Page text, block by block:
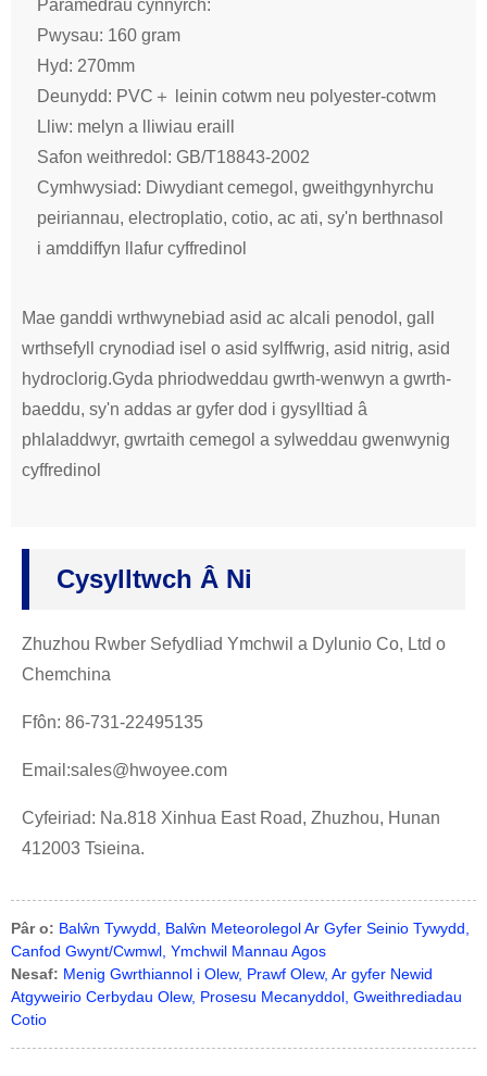
Paramedrau cynnyrch:
Pwysau: 160 gram
Hyd: 270mm
Deunydd: PVC＋ leinin cotwm neu polyester-cotwm
Lliw: melyn a lliwiau eraill
Safon weithredol: GB/T18843-2002
Cymhwysiad: Diwydiant cemegol, gweithgynhyrchu
peiriannau, electroplatio, cotio, ac ati, sy'n berthnasol
i amddiffyn llafur cyffredinol
Mae ganddi wrthwynebiad asid ac alcali penodol, gall
wrthsefyll crynodiad isel o asid sylffwrig, asid nitrig, asid
hydroclorig.Gyda phriodweddau gwrth-wenwyn a gwrth-
baeddu, sy'n addas ar gyfer dod i gysylltiad â
phlaladdwyr, gwrtaith cemegol a sylweddau gwenwynig
cyffredinol
Cysylltwch Â Ni
Zhuzhou Rwber Sefydliad Ymchwil a Dylunio Co, Ltd o
Chemchina
Ffôn: 86-731-22495135
Email:sales@hwoyee.com
Cyfeiriad: Na.818 Xinhua East Road, Zhuzhou, Hunan
412003 Tsieina.
Pâr o: Balŵn Tywydd, Balŵn Meteorolegol Ar Gyfer Seinio Tywydd,
Canfod Gwynt/Cwmwl, Ymchwil Mannau Agos
Nesaf: Menig Gwrthiannol i Olew, Prawf Olew, Ar gyfer Newid
Atgyweirio Cerbydau Olew, Prosesu Mecanyddol, Gweithrediadau
Cotio